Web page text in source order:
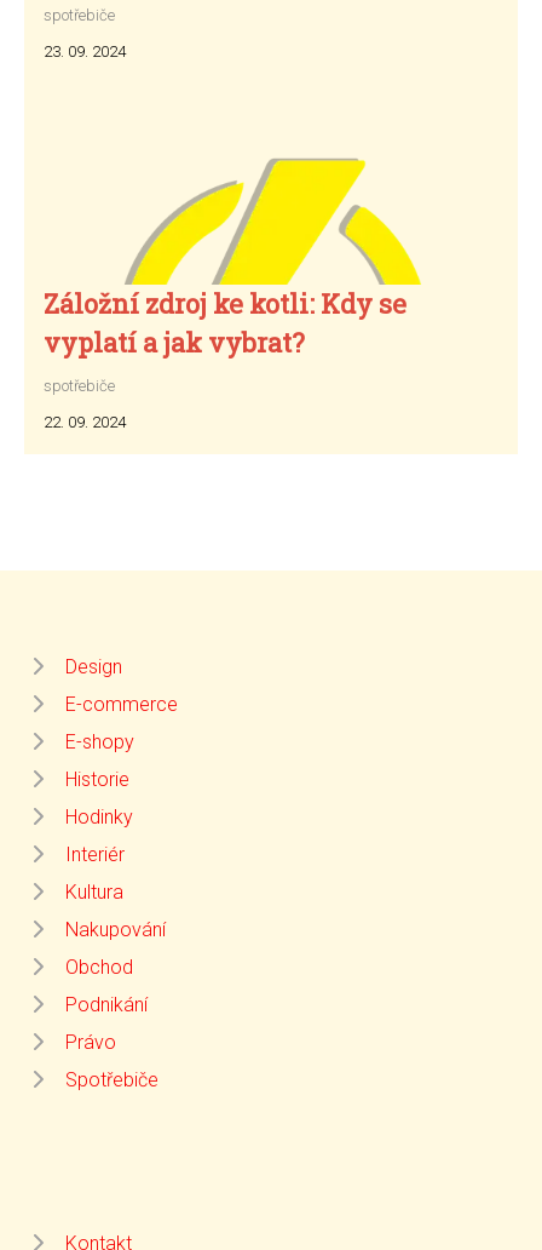
spotřebiče
23. 09. 2024
Záložní zdroj ke kotli: Kdy se
vyplatí a jak vybrat?
spotřebiče
22. 09. 2024
Design
E-commerce
E-shopy
Historie
Hodinky
Interiér
Kultura
Nakupování
Obchod
Podnikání
Právo
Spotřebiče
Kontakt